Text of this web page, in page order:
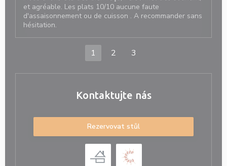
et agréable. Les plats 10/10 aucune faute
d'assaisonnement ou de cuisson . A recommander sans
hésitation.
1 2 3
Kontaktujte nás
Rezervovat stůl